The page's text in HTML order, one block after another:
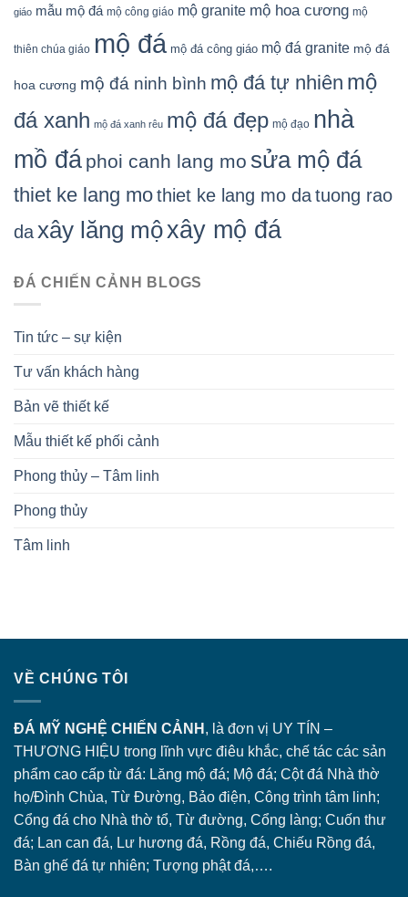
giáo mẫu mộ đá mộ công giáo mộ granite mộ hoa cương mộ
thiên chúa giáo mộ đá mộ đá công giáo mộ đá granite mộ đá
hoa cương mộ đá ninh bình mộ đá tự nhiên mộ
đá xanh mộ đá xanh rêu mộ đá đẹp mộ đạo nhà
mồ đá phoi canh lang mo sửa mộ đá
thiet ke lang mothiet ke lang mo datuong rao
daxây lăng mộxây mộ đá
ĐÁ CHIẾN CẢNH BLOGS
Tin tức – sự kiện
Tư vấn khách hàng
Bản vẽ thiết kế
Mẫu thiết kế phối cảnh
Phong thủy – Tâm linh
Phong thủy
Tâm linh
VỀ CHÚNG TÔI
ĐÁ MỸ NGHỆ CHIẾN CẢNH , là đơn vị UY TÍN –
THƯƠNG HIỆU trong lĩnh vực điêu khắc, chế tác các sản
phẩm cao cấp từ đá: Lăng mộ đá; Mộ đá; Cột đá Nhà thờ
họ/Đình Chùa, Từ Đường, Bảo điện, Công trình tâm linh;
Cổng đá cho Nhà thờ tổ, Từ đường, Cổng làng; Cuốn thư
đá; Lan can đá, Lư hương đá, Rồng đá, Chiếu Rồng đá,
Bàn ghế đá tự nhiên; Tượng phật đá,….